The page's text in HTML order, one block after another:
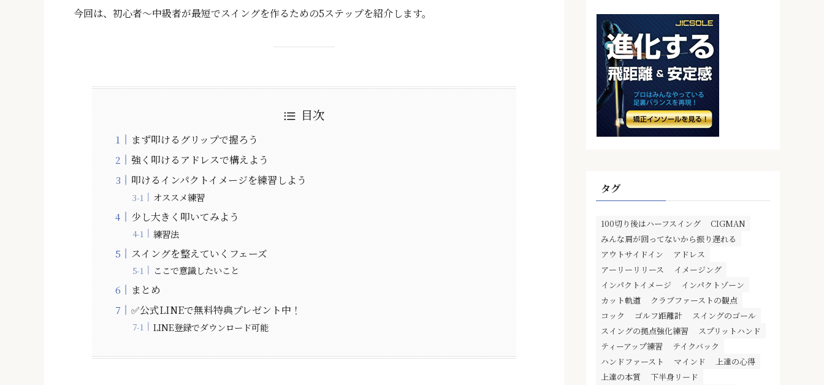
今回は、初心者〜中級者が最短でスイングを作るための5ステップを紹介します。
目次
まず叩けるグリップで握ろう
強く叩けるアドレスで構えよう
叩けるインパクトイメージを練習しよう
オススメ練習
少し大きく叩いてみよう
練習法
スイングを整えていくフェーズ
ここで意識したいこと
まとめ
✅公式LINEで無料特典プレゼント中！
LINE登録でダウンロード可能
タグ
100切り後はハーフスイング
CIGMAN
みんな肩が回ってないから振り遅れる
アウトサイドイン
アドレス
アーリーリリース
イメージング
インパクトイメージ
インパクトゾーン
カット軌道
クラブファーストの観点
コック
ゴルフ距離計
スイングのゴール
スイングの拠点強化練習
スプリットハンド
ティーアップ練習
テイクバック
ハンドファースト
マインド
上達の心得
上達の本質
下半身リード